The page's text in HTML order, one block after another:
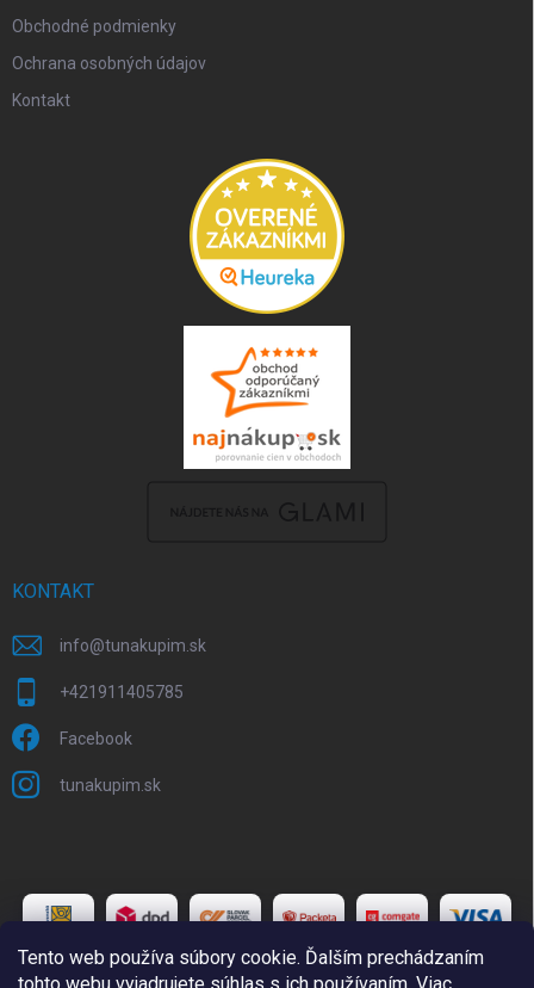
Tento web používa súbory cookie. Ďalším prechádzaním
Obchodné podmienky
Ochrana osobných údajov
Kontakt
KONTAKT
info@tunakupim.sk
+421911405785
Facebook
tunakupim.sk